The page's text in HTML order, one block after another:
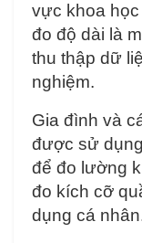
vực khoa
đo độ dài là
thu thập dữ
nghiệm.
Gia đình và
được sử
để đo lường
đo kích cỡ
dụng cá